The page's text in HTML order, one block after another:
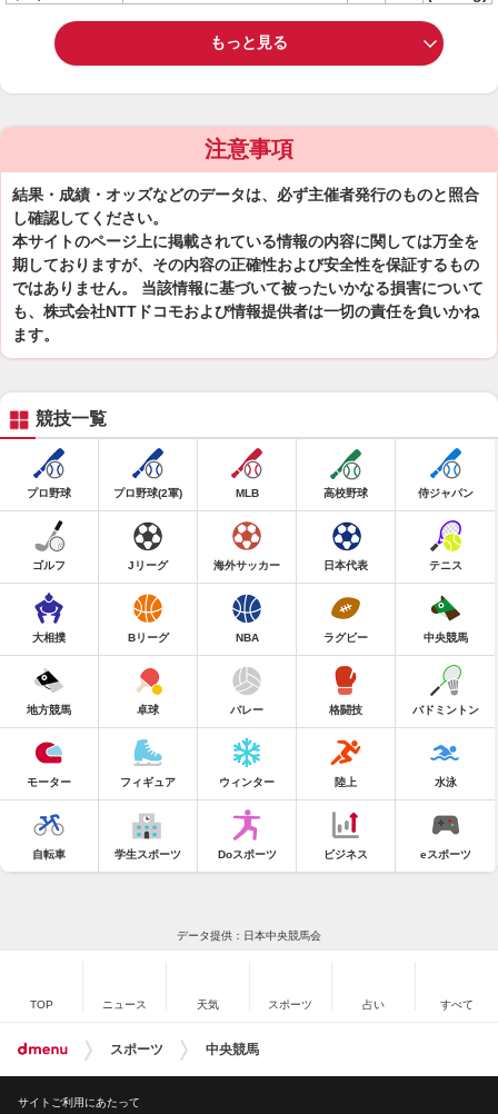
もっと見る
注意事項
結果・成績・オッズなどのデータは、必ず主催者発行のものと照合
し確認してください。
本サイトのページ上に掲載されている情報の内容に関しては万全を
期しておりますが、その内容の正確性および安全性を保証するもの
ではありません。 当該情報に基づいて被ったいかなる損害について
も、株式会社NTTドコモおよび情報提供者は一切の責任を負いかね
ます。
競技一覧
プロ野球 プロ野球(2軍) MLB 高校野球 侍ジャパン
ゴルフ Jリーグ 海外サッカー 日本代表 テニス
大相撲 Bリーグ NBA ラグビー 中央競馬
地方競馬 卓球 バレー 格闘技 バドミントン
モーター フィギュア ウィンター 陸上 水泳
自転車 学生スポーツ Doスポーツ ビジネス eスポーツ
データ提供：日本中央競馬会
TOP ニュース 天気 スポーツ 占い すべて
スポーツ 中央競馬
サイトご利用にあたって